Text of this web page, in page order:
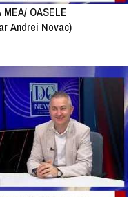
OASELE
Andrei Novac)